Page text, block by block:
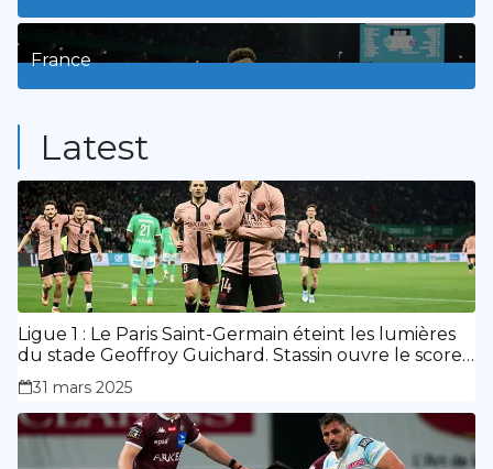
3Posts
France
Latest
Ligue 1 : Le Paris Saint-Germain éteint les lumières
du stade Geoffroy Guichard. Stassin ouvre le score,
doublé de Doué.
31 mars 2025